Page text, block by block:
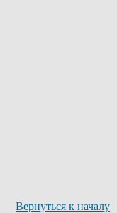
Вернуться к началу